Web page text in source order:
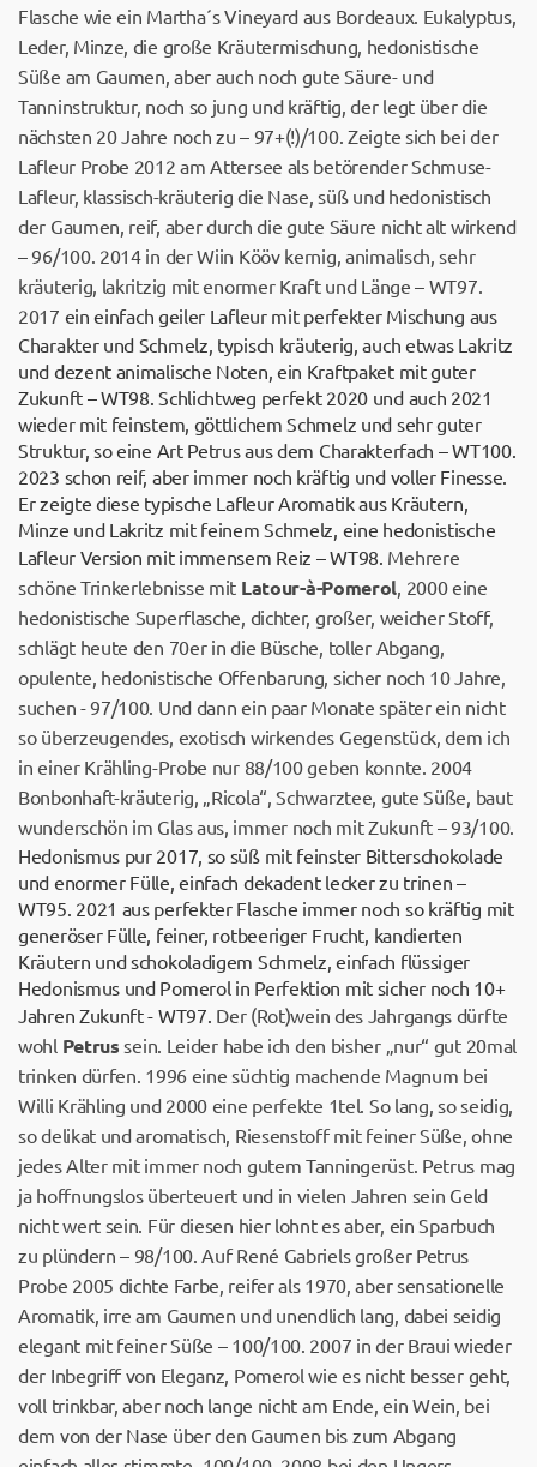
Flasche wie ein Martha´s Vineyard aus Bordeaux. Eukalyptus,
Leder, Minze, die große Kräutermischung, hedonistische
Süße am Gaumen, aber auch noch gute Säure- und
Tanninstruktur, noch so jung und kräftig, der legt über die
nächsten 20 Jahre noch zu – 97+(!)/100. Zeigte sich bei der
Lafleur Probe 2012 am Attersee als betörender Schmuse-
Lafleur, klassisch-kräuterig die Nase, süß und hedonistisch
der Gaumen, reif, aber durch die gute Säure nicht alt wirkend
– 96/100. 2014 in der Wiin Kööv kernig, animalisch, sehr
kräuterig, lakritzig mit enormer Kraft und Länge – WT97.
2017 ein einfach geiler Lafleur mit perfekter Mischung aus
Charakter und Schmelz, typisch kräuterig, auch etwas Lakritz
und dezent animalische Noten, ein Kraftpaket mit guter
Zukunft – WT98. Schlichtweg perfekt 2020 und auch 2021
wieder mit feinstem, göttlichem Schmelz und sehr guter
Struktur, so eine Art Petrus aus dem Charakterfach – WT100.
2023 schon reif, aber immer noch kräftig und voller Finesse.
Er zeigte diese typische Lafleur Aromatik aus Kräutern,
Minze und Lakritz mit feinem Schmelz, eine hedonistische
Lafleur Version mit immensem Reiz – WT98. Mehrere
schöne Trinkerlebnisse mit Latour-à-Pomerol, 2000 eine
hedonistische Superflasche, dichter, großer, weicher Stoff,
schlägt heute den 70er in die Büsche, toller Abgang,
opulente, hedonistische Offenbarung, sicher noch 10 Jahre,
suchen - 97/100. Und dann ein paar Monate später ein nicht
so überzeugendes, exotisch wirkendes Gegenstück, dem ich
in einer Krähling-Probe nur 88/100 geben konnte. 2004
Bonbonhaft-kräuterig, „Ricola“, Schwarztee, gute Süße, baut
wunderschön im Glas aus, immer noch mit Zukunft – 93/100.
Hedonismus pur 2017, so süß mit feinster Bitterschokolade
und enormer Fülle, einfach dekadent lecker zu trinen –
WT95. 2021 aus perfekter Flasche immer noch so kräftig mit
generöser Fülle, feiner, rotbeeriger Frucht, kandierten
Kräutern und schokoladigem Schmelz, einfach flüssiger
Hedonismus und Pomerol in Perfektion mit sicher noch 10+
Jahren Zukunft - WT97. Der (Rot)wein des Jahrgangs dürfte
wohl Petrus sein. Leider habe ich den bisher „nur“ gut 20mal
trinken dürfen. 1996 eine süchtig machende Magnum bei
Willi Krähling und 2000 eine perfekte 1tel. So lang, so seidig,
so delikat und aromatisch, Riesenstoff mit feiner Süße, ohne
jedes Alter mit immer noch gutem Tanningerüst. Petrus mag
ja hoffnungslos überteuert und in vielen Jahren sein Geld
nicht wert sein. Für diesen hier lohnt es aber, ein Sparbuch
zu plündern – 98/100. Auf René Gabriels großer Petrus
Probe 2005 dichte Farbe, reifer als 1970, aber sensationelle
Aromatik, irre am Gaumen und unendlich lang, dabei seidig
elegant mit feiner Süße – 100/100. 2007 in der Braui wieder
der Inbegriff von Eleganz, Pomerol wie es nicht besser geht,
voll trinkbar, aber noch lange nicht am Ende, ein Wein, bei
dem von der Nase über den Gaumen bis zum Abgang